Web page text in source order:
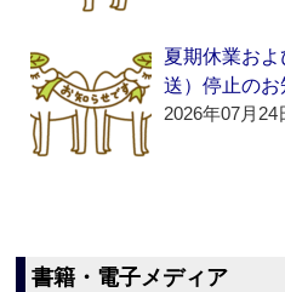
夏期休業お
送）停止のお
2026年07月24
書籍・電子メディア